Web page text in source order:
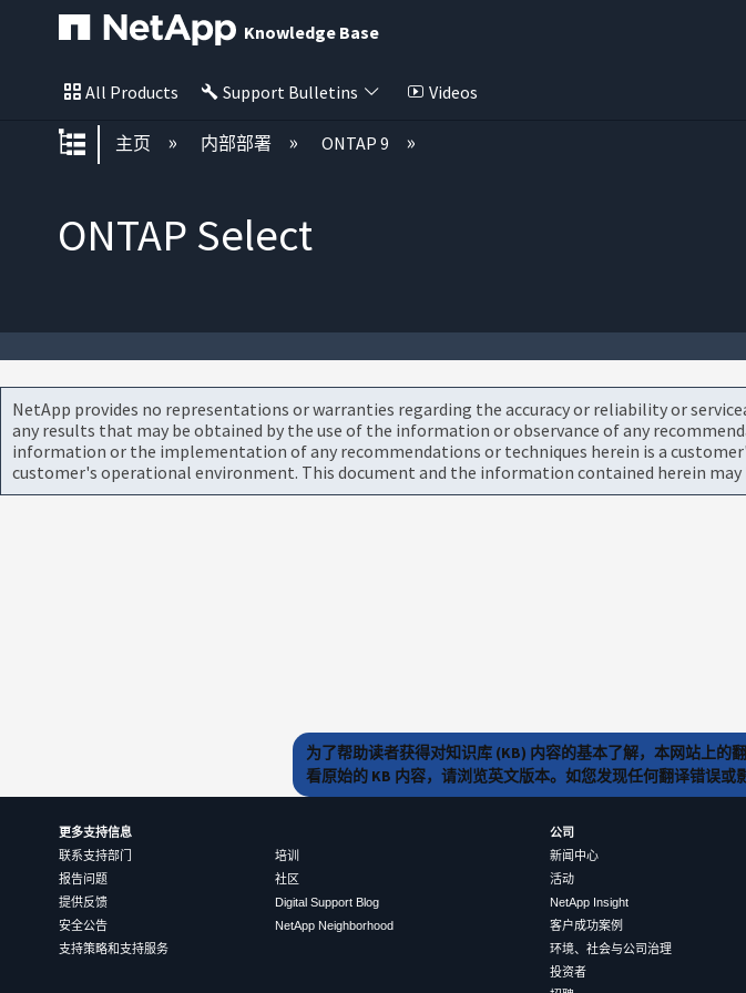
Knowledge Base
All Products Support Bulletins Videos
扩展/隐缩全局层次
主页 内部部署 ONTAP 9
ONTAP Select
NetApp provides no representations or warranties regarding the accuracy or reliability or
any results that may be obtained by the use of the information or observance of any
information or the implementation of any recommendations or techniques herein is a
customer's operational environment. This document and the information contained herein
为了帮助读者获得对知识库 (KB) 内容的基本了解，本网站上的
看原始的 KB 内容，请浏览英文版本。如您发现任何翻译错误或
更多支持信息
联系支持部门
报告问题
提供反馈
安全公告
支持策略和支持服务
培训
社区
Digital Support Blog
NetApp Neighborhood
公司
新闻中心
活动
NetApp Insight
客户成功案例
环境、社会与公司治理
投资者